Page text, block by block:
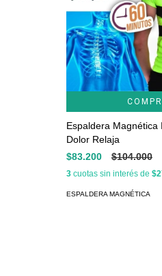
Espaldera Magnética
Dolor Relaja
$83.200
$104.000
3 cuotas sin interés de
ESPALDERA MAGNÉTICA